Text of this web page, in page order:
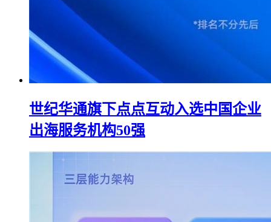
世纪华通旗下点点互动入选中国企业
出海服务机构50强